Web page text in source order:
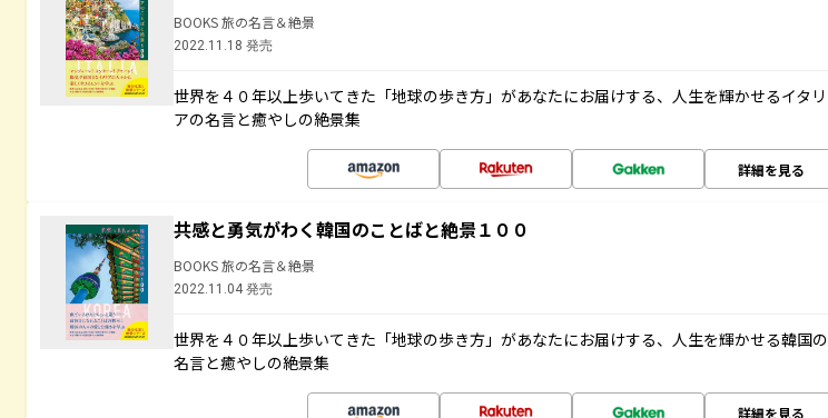
BOOKS 旅の名言＆絶景
2022.11.18 発売
世界を４０年以上歩いてきた「地球の歩き方」があなたにお届けする、人生を輝かせるイタリ
アの名言と癒やしの絶景集
詳細を見る
共感と勇気がわく韓国のことばと絶景１００
BOOKS 旅の名言＆絶景
2022.11.04 発売
世界を４０年以上歩いてきた「地球の歩き方」があなたにお届けする、人生を輝かせる韓国の
名言と癒やしの絶景集
詳細を見る